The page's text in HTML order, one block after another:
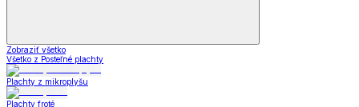
Zobraziť všetko
Všetko z Posteľné plachty
Plachty z mikroplyšu
Plachty froté